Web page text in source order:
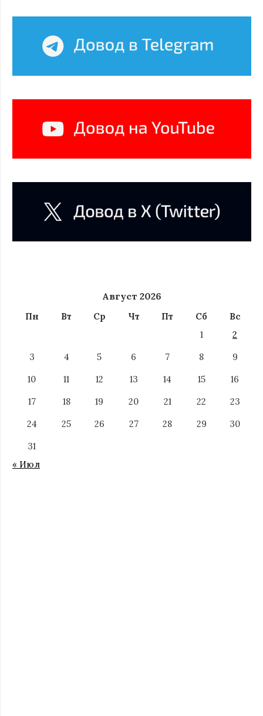
Август 2026
Пн Вт Ср Чт Пт Сб
Вс
1
2
3
4 5 6 7 8
9
10
11 12 13 14 15
16
17
18 19 20 21 22
23
24
25 26 27 28 29
30
31
« Июл